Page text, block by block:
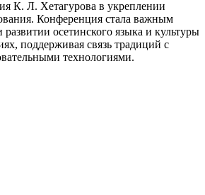
К. Л. Хетагурова в укреплении
Конференция стала важным
осетинского языка и культуры
поддерживая связь традиций с
технологиями.